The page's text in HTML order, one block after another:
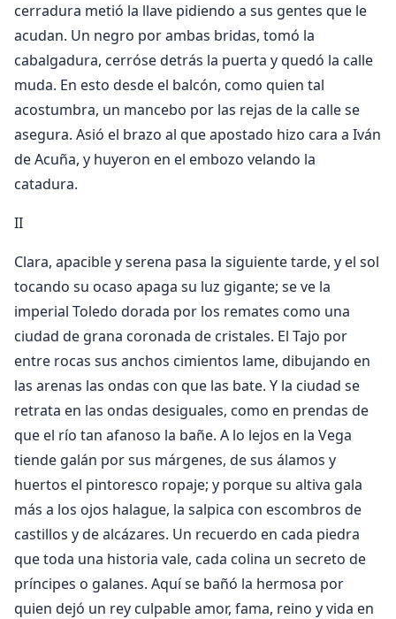
cerradura metió la llave pidiendo a sus gentes que le
acudan. Un negro por ambas bridas, tomó la
cabalgadura, cerróse detrás la puerta y quedó la calle
muda. En esto desde el balcón, como quien tal
acostumbra, un mancebo por las rejas de la calle se
asegura. Asió el brazo al que apostado hizo cara a Iván
de Acuña, y huyeron en el embozo velando la
catadura.
II
Clara, apacible y serena pasa la siguiente tarde, y el sol
tocando su ocaso apaga su luz gigante; se ve la
imperial Toledo dorada por los remates como una
ciudad de grana coronada de cristales. El Tajo por
entre rocas sus anchos cimientos lame, dibujando en
las arenas las ondas con que las bate. Y la ciudad se
retrata en las ondas desiguales, como en prendas de
que el río tan afanoso la bañe. A lo lejos en la Vega
tiende galán por sus márgenes, de sus álamos y
huertos el pintoresco ropaje; y porque su altiva gala
más a los ojos halague, la salpica con escombros de
castillos y de alcázares. Un recuerdo en cada piedra
que toda una historia vale, cada colina un secreto de
príncipes o galanes. Aquí se bañó la hermosa por
quien dejó un rey culpable amor, fama, reino y vida en